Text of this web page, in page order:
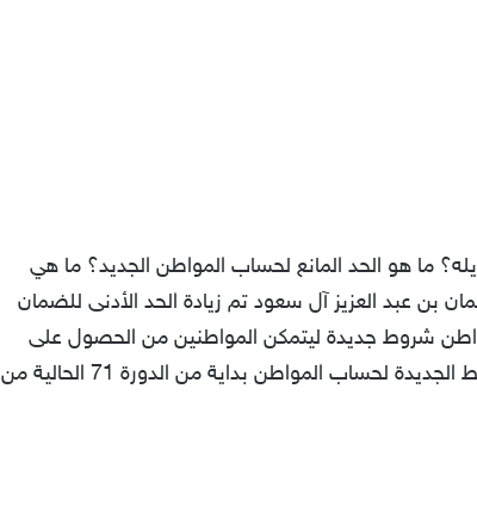
للحد المانع بعد تعديله؟ ما هو الحد المانع لحساب المواطن الجديد؟ ما هي
بن عبد العزيز آل سعود تم زيادة الحد الأدنى للضمان
شروط جديدة ليتمكن المواطنين من الحصول على
استحقاق الدعم مع تحديد الحد الأقصى للحد المانع للدعم على أن يبدأ تطبيق الضوابط الجديدة لحساب المواطن بداية من الدورة 71 الحالية من